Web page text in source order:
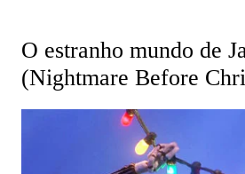
O estranho mundo de
(Nightmare Before